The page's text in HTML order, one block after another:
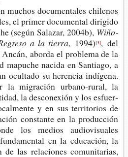
muchos docu­men­ta­les chi­le­nos
el pri­mer docu­men­tal diri­gi­do
(según Sala­zar, 2004b), Wiño­
a la tierra, 1994)[3], del
abor­da el pro­ble­ma de la
mapu­che naci­da en San­tia­go, a
ocul­ta­do su heren­cia indí­ge­na.
la migra­ción urbano-​rural, la
la des­co­ne­xión y los esfuer­
y en sus terri­to­rios de
cons­tan­te en la pro­duc­ción
los medios audio­vi­sua­les
en la edu­ca­ción, la
las rela­cio­nes comu­ni­ta­rias,